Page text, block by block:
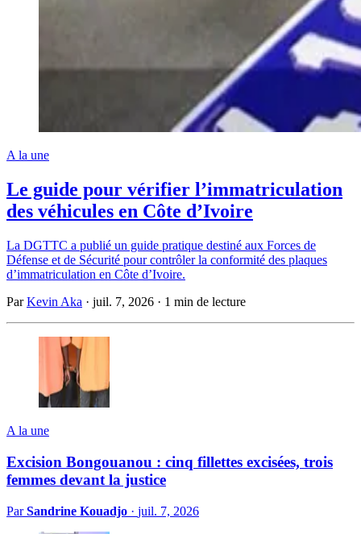
A la une
Le guide pour vérifier l’immatriculation
des véhicules en Côte d’Ivoire
La DGTTC a publié un guide pratique destiné aux Forces de
Défense et de Sécurité pour contrôler la conformité des plaques
d’immatriculation en Côte d’Ivoire.
ParKevin Aka · juil. 7, 2026 · 1 min de lecture
A la une
Excision Bongouanou : cinq fillettes excisées, trois
femmes devant la justice
ParSandrine Kouadjo · juil. 7, 2026